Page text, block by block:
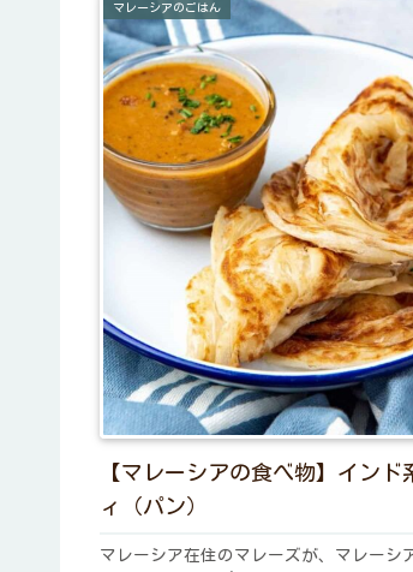
マレーシアのごはん
【マレーシアの食べ物】インド
ィ（パン）
マレーシア在住のマレーズが、マレーシ